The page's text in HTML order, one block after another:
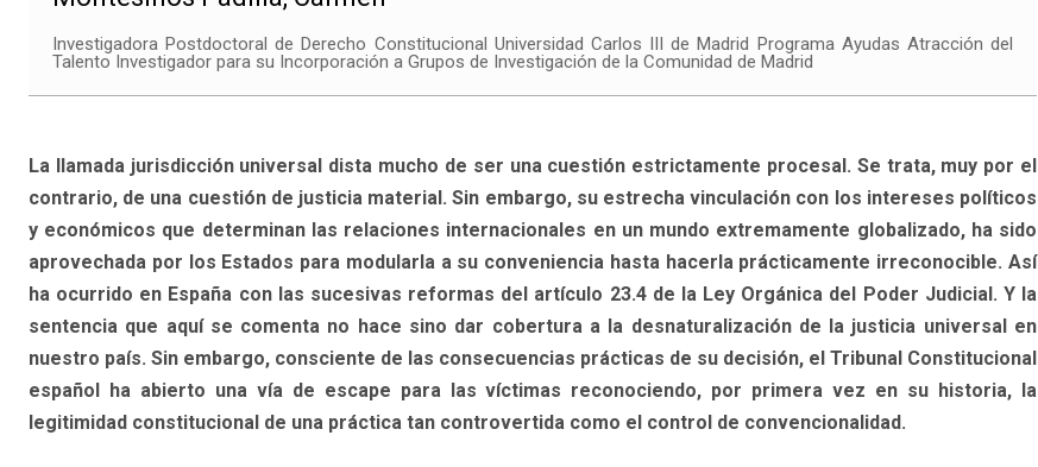
Investigadora Postdoctoral de Derecho Constitucional Universidad Carlos III de Madrid Programa Ayudas Atracción del
Talento Investigador para su Incorporación a Grupos de Investigación de la Comunidad de Madrid
La llamada jurisdicción universal dista mucho de ser una cuestión estrictamente procesal. Se trata, muy por el
contrario, de una cuestión de justicia material. Sin embargo, su estrecha vinculación con los intereses políticos
y económicos que determinan las relaciones internacionales en un mundo extremamente globalizado, ha sido
aprovechada por los Estados para modularla a su conveniencia hasta hacerla prácticamente irreconocible. Así
ha ocurrido en España con las sucesivas reformas del artículo 23.4 de la Ley Orgánica del Poder Judicial. Y la
sentencia que aquí se comenta no hace sino dar cobertura a la desnaturalización de la justicia universal en
nuestro país. Sin embargo, consciente de las consecuencias prácticas de su decisión, el Tribunal Constitucional
español ha abierto una vía de escape para las víctimas reconociendo, por primera vez en su historia, la
legitimidad constitucional de una práctica tan controvertida como el control de convencionalidad.